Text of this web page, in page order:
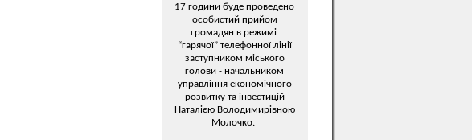
17 години буде проведено
особистий прийом
громадян в режимі
“гарячої” телефонної лінії
заступником міського
голови - начальником
управління економічного
розвитку та інвестицій
Наталією Володимирівною
Молочко.